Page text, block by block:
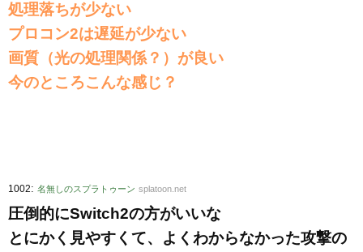
処理落ちが少ない
プロコン2は遅延が少ない
画質（光の処理関係？）が良い
今のところこんな感じ？
1002: 名無しのスプラトゥーン splatoon.net
圧倒的にSwitch2の方がいいな
とにかく見やすくて、よくわからなかった攻撃の